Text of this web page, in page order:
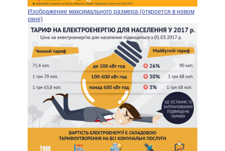
Изображение максимального размера (откроется в новом
окне)